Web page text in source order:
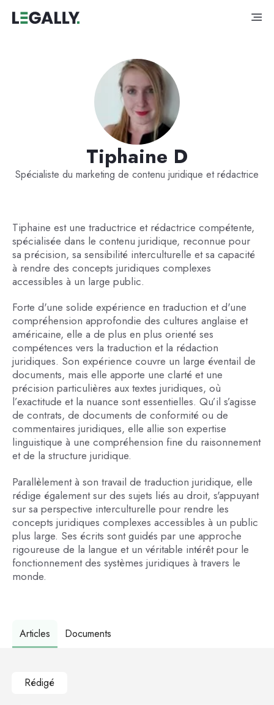
Tiphaine D
Spécialiste du marketing de contenu juridique et rédactrice
Tiphaine est une traductrice et rédactrice compétente,
spécialisée dans le contenu juridique, reconnue pour
sa précision, sa sensibilité interculturelle et sa capacité
à rendre des concepts juridiques complexes
accessibles à un large public.
Forte d'une solide expérience en traduction et d'une
compréhension approfondie des cultures anglaise et
américaine, elle a de plus en plus orienté ses
compétences vers la traduction et la rédaction
juridiques. Son expérience couvre un large éventail de
documents, mais elle apporte une clarté et une
précision particulières aux textes juridiques, où
l’exactitude et la nuance sont essentielles. Qu’il s’agisse
de contrats, de documents de conformité ou de
commentaires juridiques, elle allie son expertise
linguistique à une compréhension fine du raisonnement
et de la structure juridique.
Parallèlement à son travail de traduction juridique, elle
rédige également sur des sujets liés au droit, s'appuyant
sur sa perspective interculturelle pour rendre les
concepts juridiques complexes accessibles à un public
plus large. Ses écrits sont guidés par une approche
rigoureuse de la langue et un véritable intérêt pour le
fonctionnement des systèmes juridiques à travers le
monde.
Articles Documents
Rédigé